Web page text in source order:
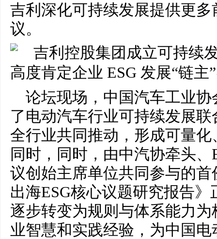
吉利深化可持续发展提供更
议。
论坛现场，中国汽车工业
了电动汽车行业可持续发展
全行业共同推动，形成可量
同时，同时，由中汽协牵头
议创始主席单位共同参与的
出海ESG核心议题研究报告
逐步转变为规则与体系能力
业智慧和实践经验，为中国